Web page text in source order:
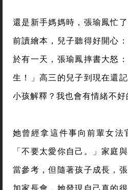
還是新手媽媽時，張瑜鳳忙
前讀繪本，兒子聽得好開心
於有一天，張瑜鳳摔書大怒
生！」高三的兒子到現在還
小孩解釋？我也會有情緒不好
她曾經拿這件事向前輩女法
「不要太愛你自己。」家庭
當參考，但隨著孩子成長，